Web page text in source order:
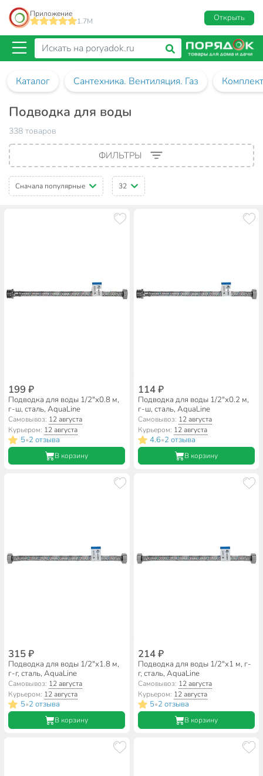
Приложение
1.7M
Открыть
Каталог Сантехника. Вентиляция. Газ
Подводка для воды
338 товаров
ФИЛЬТРЫ
Сначала популярные 32
199 ₽
Подводка для воды 1/2"х0.8 м,
г-ш, сталь, AquaLine
Самовывоз: 12 августа
Курьером: 12 августа
5•2 отзыва
В корзину
114 ₽
Подводка для воды 1/2"х0.2 м,
г-ш, сталь, AquaLine
Самовывоз: 12 августа
Курьером: 12 августа
4.6•2 отзыва
В корзину
315 ₽
Подводка для воды 1/2"х1.8 м,
г-г, сталь, AquaLine
Самовывоз: 12 августа
Курьером: 12 августа
5•2 отзыва
В корзину
214 ₽
Подводка для воды 1/2"х1 м, г-
г, сталь, AquaLine
Самовывоз: 12 августа
Курьером: 12 августа
5•2 отзыва
В корзину